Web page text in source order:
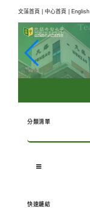
文藻首頁 | 中心首頁 | English |
分類清單
快速鏈結